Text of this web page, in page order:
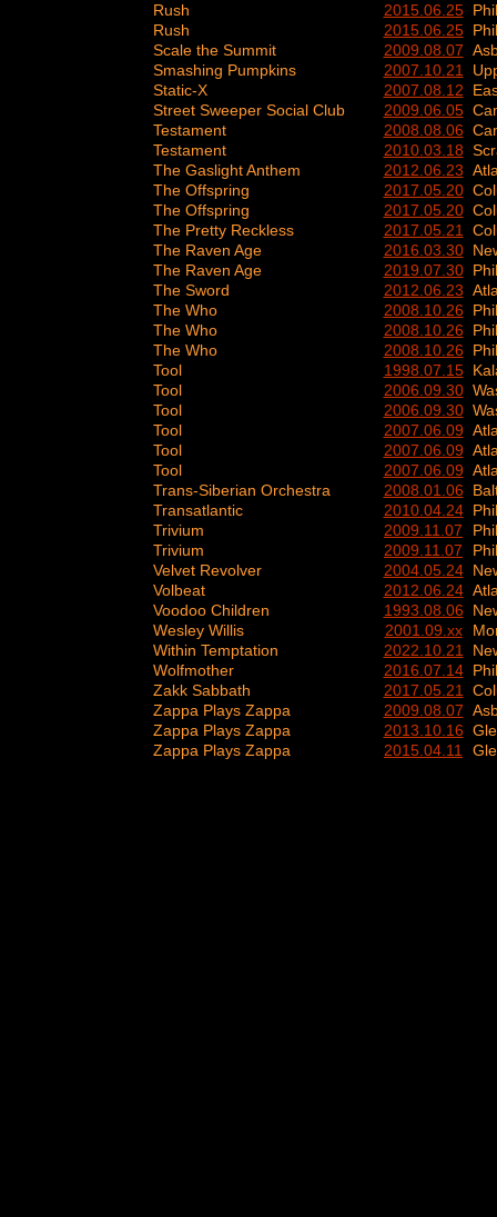
Rush
2015.06.25
Rush
2015.06.25
Scale the Summit
2009.08.07
Smashing Pumpkins
2007.10.21
Static-X
2007.08.12
Street Sweeper Social Club
2009.06.05
Testament
2008.08.06
Testament
2010.03.18
The Gaslight Anthem
2012.06.23
The Offspring
2017.05.20
The Offspring
2017.05.20
The Pretty Reckless
2017.05.21
The Raven Age
2016.03.30
The Raven Age
2019.07.30
The Sword
2012.06.23
The Who
2008.10.26
The Who
2008.10.26
The Who
2008.10.26
Tool
1998.07.15
Tool
2006.09.30
Tool
2006.09.30
Tool
2007.06.09
Tool
2007.06.09
Tool
2007.06.09
Trans-Siberian Orchestra
2008.01.06
Transatlantic
2010.04.24
Trivium
2009.11.07
Trivium
2009.11.07
Velvet Revolver
2004.05.24
Volbeat
2012.06.24
Voodoo Children
1993.08.06
Wesley Willis
2001.09.xx
Within Temptation
2022.10.21
Wolfmother
2016.07.14
Zakk Sabbath
2017.05.21
Zappa Plays Zappa
2009.08.07
Zappa Plays Zappa
2013.10.16
Zappa Plays Zappa
2015.04.11